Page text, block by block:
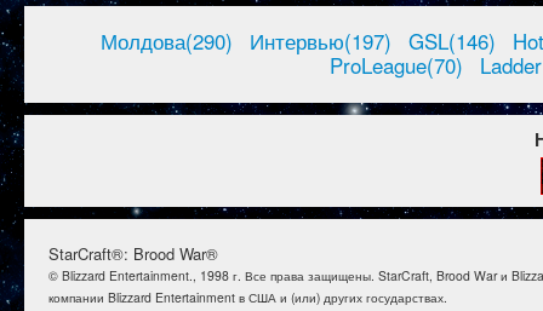
Молдова(290) Интервью(197) GSL(146)
ProLeague(70)
StarCraft®: Brood War®
© Blizzard Entertainment., 1998 г. Все права защищены. StarCraft, Brood War и
компании Blizzard Entertainment в США и (или) других государствах.